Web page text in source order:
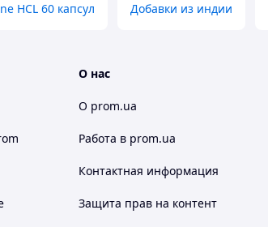
HCL 60 капсул Добавки из индии
О нас
О prom.ua
Работа в prom.ua
Контактная информация
Защита прав на контент